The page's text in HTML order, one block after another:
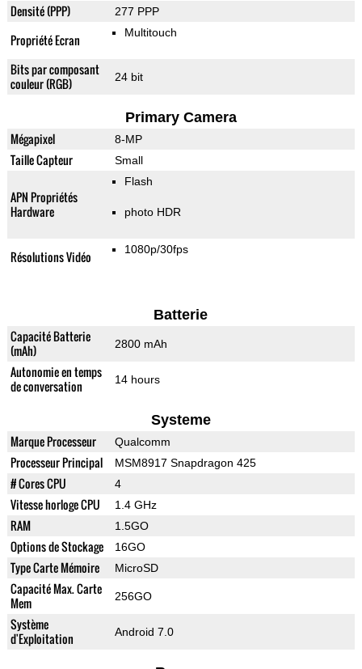
Densité (PPP) 277 PPP
Propriété Ecran Multitouch
Bits par composant
couleur (RGB)
24 bit
Primary Camera
Mégapixel 8-MP
Taille Capteur Small
APN Propriétés
Hardware
Flash
photo HDR
Résolutions Vidéo 1080p/30fps
Batterie
Capacité Batterie
(mAh)
2800 mAh
Autonomie en temps
de conversation
14 hours
Systeme
Marque Processeur Qualcomm
Processeur Principal MSM8917 Snapdragon 425
# Cores CPU 4
Vitesse horloge CPU 1.4 GHz
RAM 1.5GO
Options de Stockage 16GO
Type Carte Mémoire MicroSD
Capacité Max. Carte
Mem
256GO
Système
d'Exploitation
Android 7.0